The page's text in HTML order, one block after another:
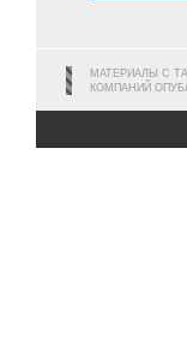
МАТЕРИАЛЫ С
КОМПАНИЙ